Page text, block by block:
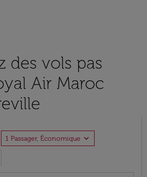
des vols pas
Air Maroc
1 Passager, Économique expand_more